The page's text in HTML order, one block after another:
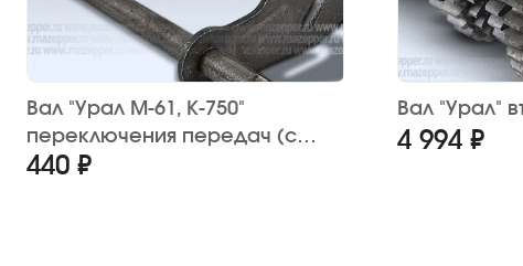
Вал "Урал М-61, К-750"
переключения передач (с
сектором)
440 ₽
Вал "Урал"
4 994 ₽